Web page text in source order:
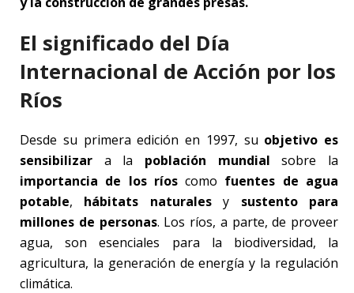
El significado del Día
Internacional de Acción por los
Ríos
Desde su primera edición en 1997, su objetivo es
sensibilizar a la población mundialsobre la
importancia de los ríoscomo fuentes de agua
potable, hábitats naturalesy sustento para
millones de personas. Los ríos, a parte, de proveer
agua, son esenciales para la biodiversidad, la
agricultura, la generación de energía y la regulación
climática.